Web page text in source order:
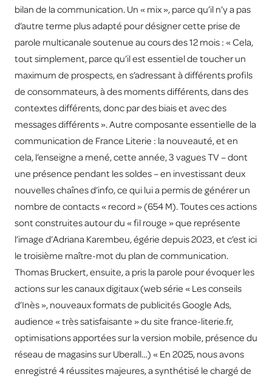
bilan de la communication. Un « mix », parce qu’il n’y a pas
d’autre terme plus adapté pour désigner cette prise de
parole multicanale soutenue au cours des 12 mois : « Cela,
tout simplement, parce qu’il est essentiel de toucher un
maximum de prospects, en s’adressant à différents profils
de consommateurs, à des moments différents, dans des
contextes différents, donc par des biais et avec des
messages différents ». Autre composante essentielle de la
communication de France Literie : la nouveauté, et en
cela, l’enseigne a mené, cette année, 3 vagues TV – dont
une présence pendant les soldes – en investissant deux
nouvelles chaînes d’info, ce qui lui a permis de générer un
nombre de contacts « record » (654 M). Toutes ces actions
sont construites autour du « fil rouge » que représente
l’image d’Adriana Karembeu, égérie depuis 2023, et c’est ici
le troisième maître-mot du plan de communication.
Thomas Bruckert, ensuite, a pris la parole pour évoquer les
actions sur les canaux digitaux (web série « Les conseils
d’Inès », nouveaux formats de publicités Google Ads,
audience « très satisfaisante » du site france-literie.fr,
optimisations apportées sur la version mobile, présence du
réseau de magasins sur Uberall…) « En 2025, nous avons
enregistré 4 réussites majeures, a synthétisé le chargé de